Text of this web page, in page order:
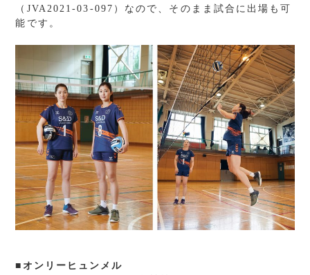
（JVA2021-03-097）なので、そのまま試合に出場も可
能です。
■オンリーヒュンメル